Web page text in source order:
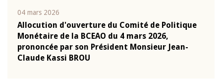
04 mars 2026
Allocution d'ouverture du Comité de Politique
Monétaire de la BCEAO du 4 mars 2026,
prononcée par son Président Monsieur Jean-
Claude Kassi BROU